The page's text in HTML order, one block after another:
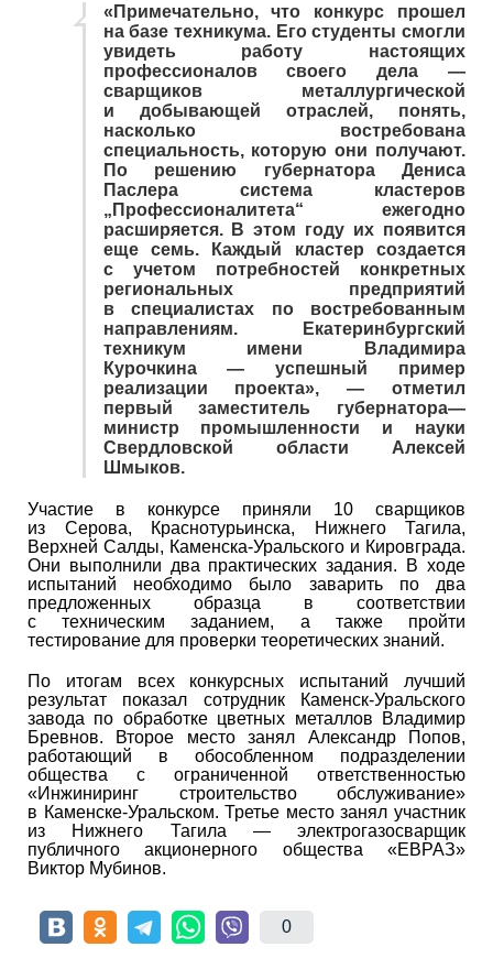
«Примечательно, что конкурс прошел
на базе техникума. Его студенты смогли
увидеть работу настоящих
профессионалов своего дела —
сварщиков металлургической
и добывающей отраслей, понять,
насколько востребована
специальность, которую они получают.
По решению губернатора Дениса
Паслера система кластеров
„Профессионалитета“ ежегодно
расширяется. В этом году их появится
еще семь. Каждый кластер создается
с учетом потребностей конкретных
региональных предприятий
в специалистах по востребованным
направлениям. Екатеринбургский
техникум имени Владимира
Курочкина — успешный пример
реализации проекта», — отметил
первый заместитель губернатора—
министр промышленности и науки
Свердловской области Алексей
Шмыков.
Участие в конкурсе приняли 10 сварщиков
из Серова, Краснотурьинска, Нижнего Тагила,
Верхней Салды, Каменска-Уральского и Кировграда.
Они выполнили два практических задания. В ходе
испытаний необходимо было заварить по два
предложенных образца в соответствии
с техническим заданием, а также пройти
тестирование для проверки теоретических знаний.
По итогам всех конкурсных испытаний лучший
результат показал сотрудник Каменск-Уральского
завода по обработке цветных металлов Владимир
Бревнов. Второе место занял Александр Попов,
работающий в обособленном подразделении
общества с ограниченной ответственностью
«Инжиниринг строительство обслуживание»
в Каменске-Уральском. Третье место занял участник
из Нижнего Тагила — электрогазосварщик
публичного акционерного общества «ЕВРАЗ»
Виктор Мубинов.
0